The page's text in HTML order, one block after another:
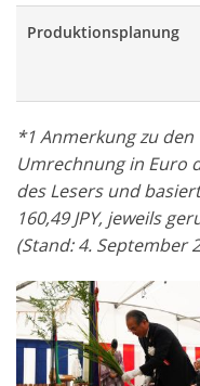
Produktionsplanung
*1 Anmerkung zu
Umrechnung in Euro
des Lesers und
160,49 JPY, jeweils
(Stand: 4. September